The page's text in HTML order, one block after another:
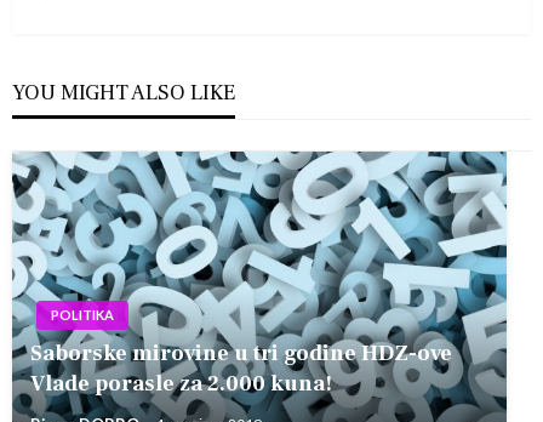
YOU MIGHT ALSO LIKE
POLITIKA
Saborske mirovine u tri godine HDZ-ove
Vlade porasle za 2.000 kuna!